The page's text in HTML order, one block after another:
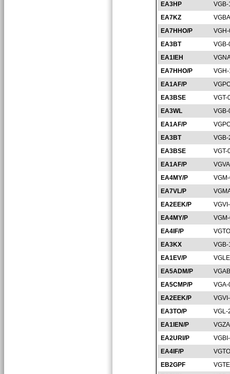
EA3HP
EA7KZ
EA7HHO/P
EA3BT
EA1IEH
EA7HHO/P
EA1AF/P
EA3BSE
VGT-
EA3WL
EA1AF/P
EA3BT
EA3BSE
VGT-
EA1AF/P
EA4MY/P
EA7VL/P
EA2EEK/P
EA4MY/P
EA4IF/P
EA3KX
EA1EV/P
EA5ADM/P
EA5CMP/P
EA2EEK/P
EA3TO/P
VGL-
EA1IEN/P
EA2URI/P
EA4IF/P
EB2GPF